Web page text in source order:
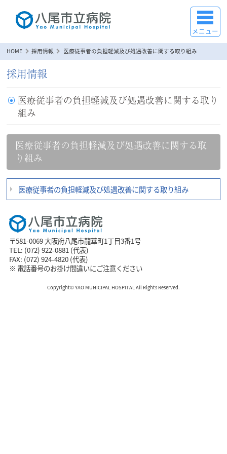
メニュー
HOME 採用情報 医療従事者の負担軽減及び処遇改善に関する取り組み
採用情報
医療従事者の負担軽減及び処遇改善に関する取り
組み
医療従事者の負担軽減及び処遇改善に関する取
り組み
医療従事者の負担軽減及び処遇改善に関する取り組み
〒581-0069 大阪府八尾市龍華町1丁目3番1号
TEL: (072) 922-0881 (代表)
FAX: (072) 924-4820 (代表)
※ 電話番号のお掛け間違いにご注意ください
Copyright© YAO MUNICIPAL HOSPITAL All Rights Reserved.